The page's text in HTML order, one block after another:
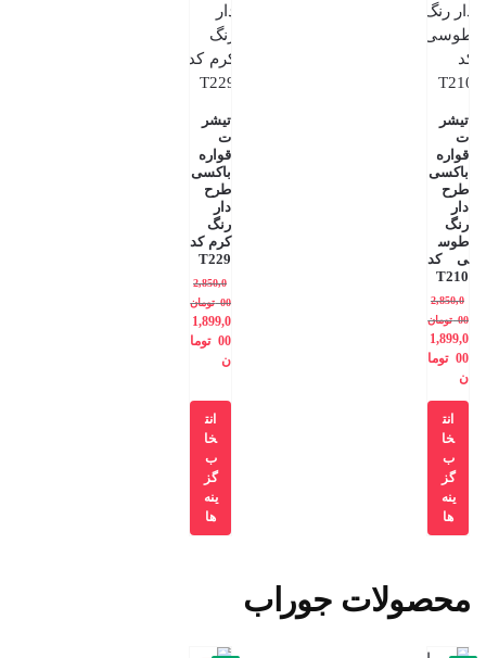
تیشر
ت
قواره
باکسی
طرح
دار
رنگ
طوس
ی کد
T210
2,850,0
00 تومان
1,899,0
00 توما
ن
انت
خا
ب
گز
ینه
ها
تیشر
ت
قواره
باکسی
طرح
دار
رنگ
کرم کد
T229
2,850,0
00 تومان
1,899,0
00 توما
ن
انت
خا
ب
گز
ینه
ها
محصولات جوراب